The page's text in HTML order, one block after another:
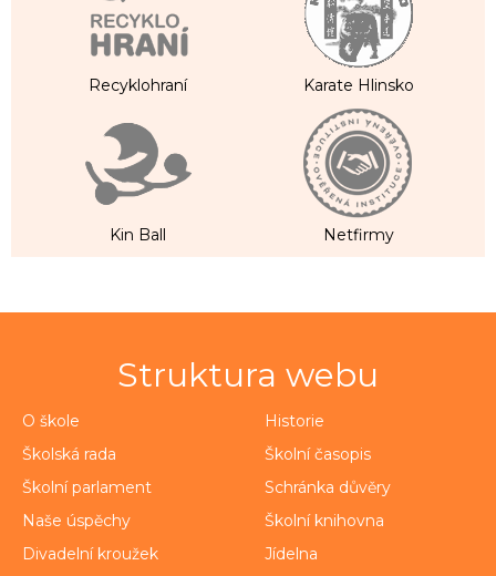
Recyklohraní Karate Hlinsko
Kin Ball Netfirmy
Struktura webu
O škole
Historie
Školská rada
Školní časopis
Školní parlament
Schránka důvěry
Naše úspěchy
Školní knihovna
Divadelní kroužek
Jídelna